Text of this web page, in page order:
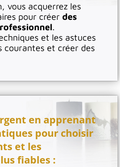
vous acquerrez les
pour créer des
.
et les astuces
courantes et créer des
en apprenant
pour choisir
et les
fiables :